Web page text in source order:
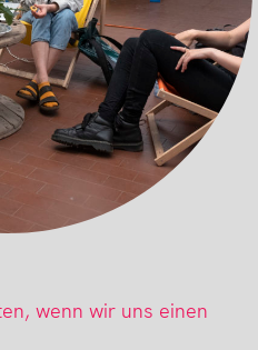
wenn wir uns einen